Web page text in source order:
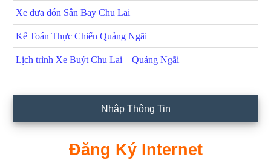
Xe đưa đón Sân Bay Chu Lai
Kế Toán Thực Chiến Quảng Ngãi
Lịch trình Xe Buýt Chu Lai – Quảng Ngãi
Nhập Thông Tin
Đăng Ký Internet